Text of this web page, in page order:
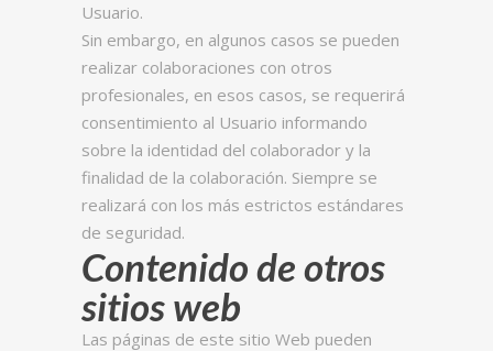
Usuario.
Sin embargo, en algunos casos se pueden
realizar colaboraciones con otros
profesionales, en esos casos, se requerirá
consentimiento al Usuario informando
sobre la identidad del colaborador y la
finalidad de la colaboración. Siempre se
realizará con los más estrictos estándares
de seguridad.
Contenido de otros
sitios web
Las páginas de este sitio Web pueden